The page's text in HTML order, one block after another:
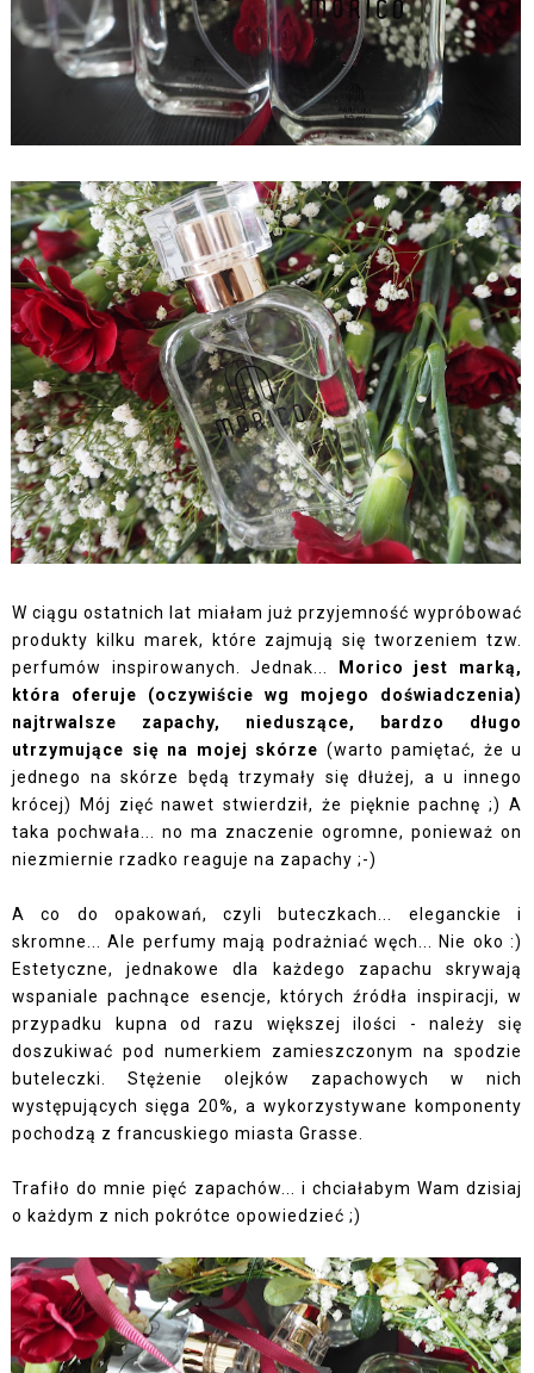
W ciągu ostatnich lat miałam już przyjemność wypróbować
produkty kilku marek, które zajmują się tworzeniem tzw.
perfumów inspirowanych. Jednak...
Morico jest marką,
która oferuje (oczywiście wg mojego doświadczenia)
najtrwalsze zapachy, nieduszące, bardzo długo
utrzymujące się na mojej skórze (warto pamiętać, że u
jednego na skórze będą trzymały się dłużej, a u innego
krócej) Mój zięć nawet stwierdził, że pięknie pachnę ;) A
taka pochwała... no ma znaczenie ogromne, ponieważ on
niezmiernie rzadko reaguje na zapachy ;-)
A co do opakowań, czyli buteczkach... eleganckie i
skromne... Ale perfumy mają podrażniać węch... Nie oko :)
Estetyczne, jednakowe dla każdego zapachu skrywają
wspaniale pachnące esencje, których źródła inspiracji, w
przypadku kupna od razu większej ilości - należy się
doszukiwać pod numerkiem zamieszczonym na spodzie
buteleczki. Stężenie olejków zapachowych w nich
występujących sięga 20%, a wykorzystywane komponenty
pochodzą z francuskiego miasta Grasse.
Trafiło do mnie pięć zapachów... i chciałabym Wam dzisiaj
o każdym z nich pokrótce opowiedzieć ;)